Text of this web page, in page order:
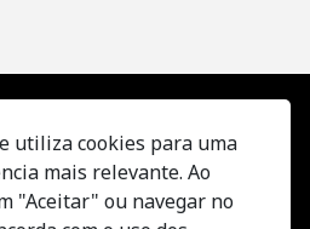
utiliza cookies para uma
mais relevante. Ao
"Aceitar" ou navegar no
Acompanhe-nos